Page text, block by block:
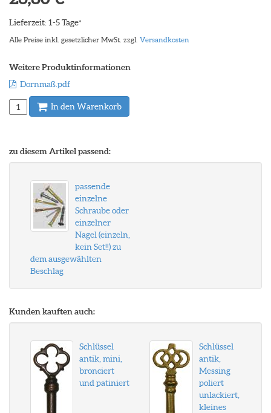
Lieferzeit: 1-5 Tage*
Alle Preise inkl. gesetzlicher MwSt. zzgl. Versandkosten
Weitere Produktinformationen
Dornmaß.pdf
In den Warenkorb
zu diesem Artikel passend:
passende
einzelne
Schraube oder
einzelner
Nagel (einzeln,
kein Set!!) zu
dem ausgewählten
Beschlag
Kunden kauften auch:
Schlüssel
antik, mini,
bronciert
und patiniert
Schlüssel
antik,
Messing
poliert
unlackiert,
kleines